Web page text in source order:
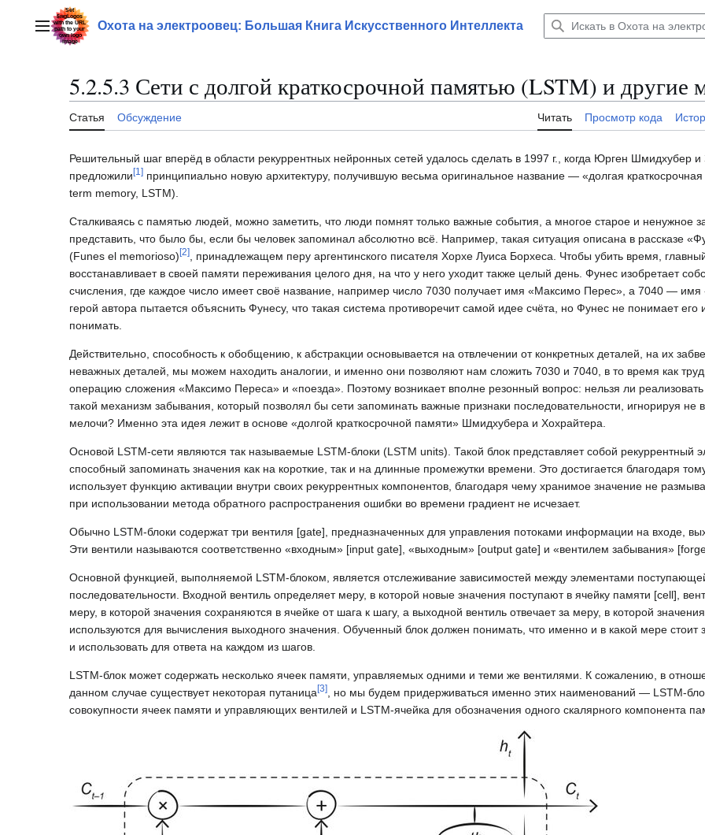
содержаниюГлавное менюОхота на электроовец: Большая Книга Искусственного Интеллекта
5.2.5.3 Сети с долгой краткосрочной памятью (LSTM) и другие
Статья Обсуждение Читать Просмотр кода
Решительный шаг вперёд в области рекуррентных нейронных сетей удалось сделать в 1997 г., когда Юрген Шмидхубер
предложили [1 ] принципиально новую архитектуру, получившую весьма оригинальное название — «долгая
term memory, LSTM).
Сталкиваясь с памятью людей, можно заметить, что люди помнят только важные события, а многое старое и ненужное
представить, что было бы, если бы человек запоминал абсолютно всё. Например, такая ситуация описана в рассказе
(Funes el memorioso) [2]
, принадлежащем перу аргентинского писателя Хорхе Луиса Борхеса. Чтобы убить время,
восстанавливает в своей памяти переживания целого дня, на что у него уходит также целый день. Фунес изобретает
счисления, где каждое число имеет своё название, например число 7030 получает имя «Максимо Перес», а 7040 — имя
герой автора пытается объяснить Фунесу, что такая система противоречит самой идее счёта, но Фунес не понимает его
понимать.
Действительно, способность к обобщению, к абстракции основывается на отвлечении от конкретных деталей, на их
неважных деталей, мы можем находить аналогии, и именно они позволяют нам сложить 7030 и 7040, в то время как
операцию сложения «Максимо Переса» и «поезда». Поэтому возникает вполне резонный вопрос: нельзя ли
такой механизм забывания, который позволял бы сети запоминать важные признаки последовательности, игнорируя
мелочи? Именно эта идея лежит в основе «долгой краткосрочной памяти» Шмидхубера и Хохрайтера.
Основой LSTM-сети являются так называемые LSTM-блоки (LSTM units). Такой блок представляет собой рекуррентный
способный запоминать значения как на короткие, так и на длинные промежутки времени. Это достигается благодаря
использует функцию активации внутри своих рекуррентных компонентов, благодаря чему хранимое значение не
при использовании метода обратного распространения ошибки во времени градиент не исчезает.
Обычно LSTM-блоки содержат три вентиля [gate], предназначенных для управления потоками информации на входе,
Эти вентили называются соответственно «входным» [input gate], «выходным» [output gate] и «вентилем забывания»
Основной функцией, выполняемой LSTM-блоком, является отслеживание зависимостей между элементами
последовательности. Входной вентиль определяет меру, в которой новые значения поступают в ячейку памяти [cell],
меру, в которой значения сохраняются в ячейке от шага к шагу, а выходной вентиль отвечает за меру, в которой
используются для вычисления выходного значения. Обученный блок должен понимать, что именно и в какой мере стоит
и использовать для ответа на каждом из шагов.
LSTM-блок может содержать несколько ячеек памяти, управляемых одними и теми же вентилями. К сожалению, в
данном случае существует некоторая путаница [3]
, но мы будем придерживаться именно этих наименований — LSTM-
совокупности ячеек памяти и управляющих вентилей и LSTM-ячейка для обозначения одного скалярного компонента